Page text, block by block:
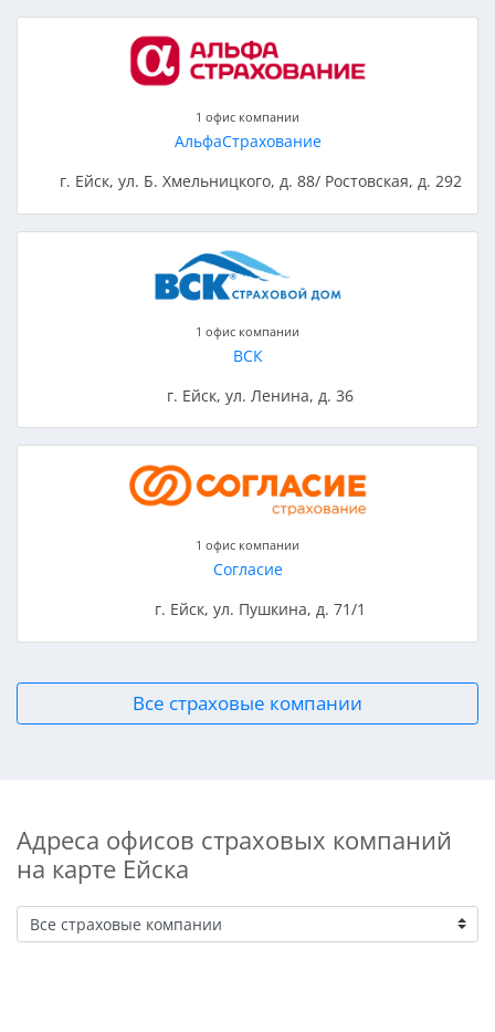
1 офис компании
АльфаСтрахование
г. Ейск, ул. Б. Хмельницкого, д. 88/ Ростовская, д. 292
1 офис компании
ВСК
г. Ейск, ул. Ленина, д. 36
1 офис компании
Согласие
г. Ейск, ул. Пушкина, д. 71/1
Все страховые компании
Адреса офисов страховых компаний
на карте Ейска